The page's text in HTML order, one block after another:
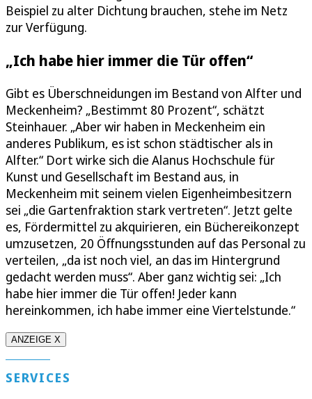
Beispiel zu alter Dichtung brauchen, stehe im Netz
zur Verfügung.
„Ich habe hier immer die Tür offen“
Gibt es Überschneidungen im Bestand von Alfter und
Meckenheim? „Bestimmt 80 Prozent“, schätzt
Steinhauer. „Aber wir haben in Meckenheim ein
anderes Publikum, es ist schon städtischer als in
Alfter.“ Dort wirke sich die Alanus Hochschule für
Kunst und Gesellschaft im Bestand aus, in
Meckenheim mit seinem vielen Eigenheimbesitzern
sei „die Gartenfraktion stark vertreten“. Jetzt gelte
es, Fördermittel zu akquirieren, ein Büchereikonzept
umzusetzen, 20 Öffnungsstunden auf das Personal zu
verteilen, „da ist noch viel, an das im Hintergrund
gedacht werden muss“. Aber ganz wichtig sei: „Ich
habe hier immer die Tür offen! Jeder kann
hereinkommen, ich habe immer eine Viertelstunde.“
ANZEIGE X
SERVICES